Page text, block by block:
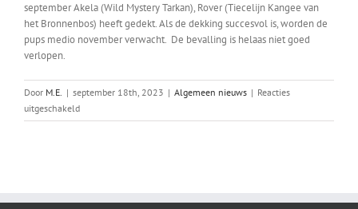
september Akela (Wild Mystery Tarkan), Rover (Tiecelijn Kangee van
het Bronnenbos) heeft gedekt. Als de dekking succesvol is, worden de
pups medio november verwacht. De bevalling is helaas niet goed
verlopen.
Door M.E. | september 18th, 2023 | Algemeen nieuws | Reacties
uitgeschakeldvoor
Dekmelding